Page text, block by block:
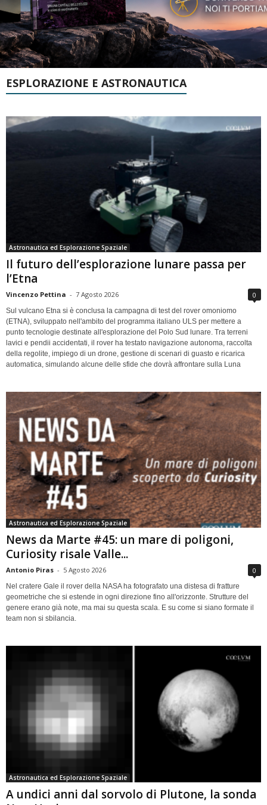
ESPLORAZIONE E ASTRONAUTICA
Astronautica ed Esplorazione Spaziale
Il futuro dell’esplorazione lunare passa per
l’Etna
Vincenzo Pettina - 7 Agosto 2026 0
Sul vulcano Etna si è conclusa la campagna di test del rover omoniomo
(ETNA), sviluppato nell'ambito del programma italiano ULS per mettere a
punto tecnologie destinate all'esplorazione del Polo Sud lunare. Tra terreni
lavici e pendii accidentati, il rover ha testato navigazione autonoma, raccolta
della regolite, impiego di un drone, gestione di scenari di guasto e ricarica
automatica, simulando alcune delle sfide che dovrà affrontare sulla Luna
Astronautica ed Esplorazione Spaziale
News da Marte #45: un mare di poligoni,
Curiosity risale Valle...
Antonio Piras - 5 Agosto 2026 0
Nel cratere Gale il rover della NASA ha fotografato una distesa di fratture
geometriche che si estende in ogni direzione fino all'orizzonte. Strutture del
genere erano già note, ma mai su questa scala. E su come si siano formate il
team non si sbilancia.
Astronautica ed Esplorazione Spaziale
A undici anni dal sorvolo di Plutone, la sonda